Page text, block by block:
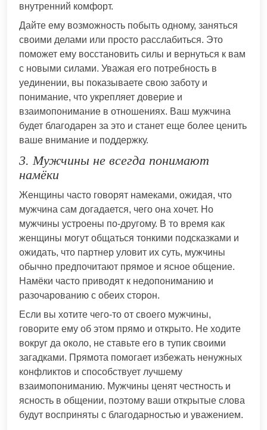
внутренний комфорт.
Дайте ему возможность побыть одному, заняться
своими делами или просто расслабиться. Это
поможет ему восстановить силы и вернуться к вам
с новыми силами. Уважая его потребность в
уединении, вы показываете свою заботу и
понимание, что укрепляет доверие и
взаимопонимание в отношениях. Ваш мужчина
будет благодарен за это и станет еще более ценить
ваше внимание и поддержку.
3. Мужчины не всегда понимают
намёки
Женщины часто говорят намеками, ожидая, что
мужчина сам догадается, чего она хочет. Но
мужчины устроены по-другому. В то время как
женщины могут общаться тонкими подсказками и
ожидать, что партнер уловит их суть, мужчины
обычно предпочитают прямое и ясное общение.
Намёки часто приводят к недопониманию и
разочарованию с обеих сторон.
Если вы хотите чего-то от своего мужчины,
говорите ему об этом прямо и открыто. Не ходите
вокруг да около, не ставьте его в тупик своими
загадками. Прямота помогает избежать ненужных
конфликтов и способствует лучшему
взаимопониманию. Мужчины ценят честность и
ясность в общении, поэтому ваши открытые слова
будут восприняты с благодарностью и уважением.